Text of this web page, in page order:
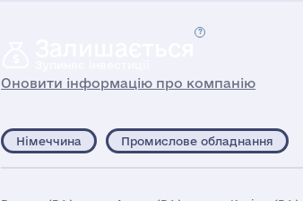
Оновити інформацію про компанію
Німеччина Промислове обладнання